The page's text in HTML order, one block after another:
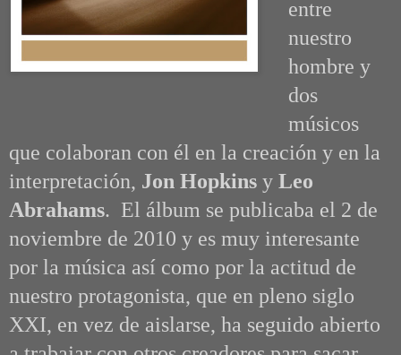
entre
nuestro
hombre y
dos
músicos
que colaboran con él en la creación y en la
interpretación, Jon Hopkins y Leo
Abrahams. El álbum se publicaba el 2 de
noviembre de 2010 y es muy interesante
por la música así como por la actitud de
nuestro protagonista, que en pleno siglo
XXI, en vez de aislarse, ha seguido abierto